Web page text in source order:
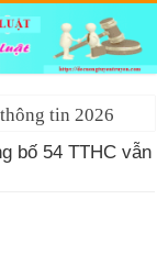
tin 2026
bố 54 TTHC vẫn